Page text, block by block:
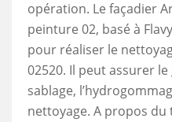
opération. Le façadier
peinture 02, basé à
pour réaliser le
02520. Il peut assurer
sablage,
nettoyage. A propos